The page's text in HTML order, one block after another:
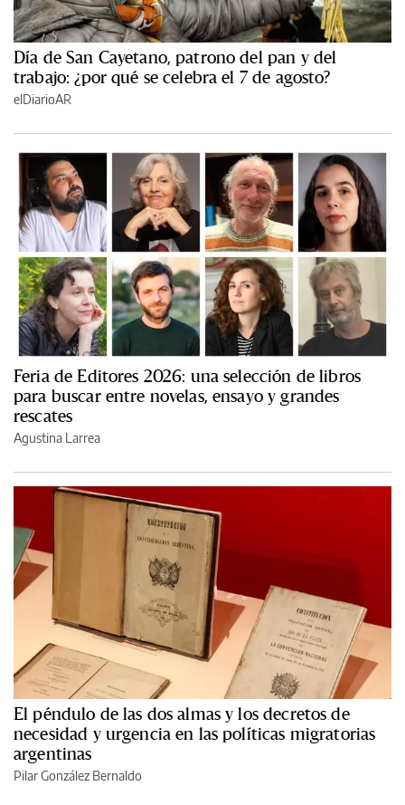
Día de San Cayetano, patrono del pan y del
trabajo: ¿por qué se celebra el 7 de agosto?
elDiarioAR
Feria de Editores 2026: una selección de libros
para buscar entre novelas, ensayo y grandes
rescates
Agustina Larrea
El péndulo de las dos almas y los decretos de
necesidad y urgencia en las políticas migratorias
argentinas
Pilar González Bernaldo